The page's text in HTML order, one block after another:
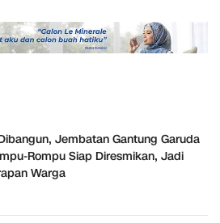
Jembatan Gantung Garuda
Rompu Siap Diresmikan, Jadi
Warga